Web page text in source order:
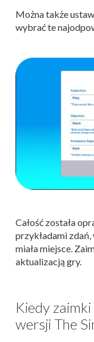
Można także
wybrać te
Całość została
przykładami
miała miejsce.
aktualizacją gry.
Kiedy
wersji The